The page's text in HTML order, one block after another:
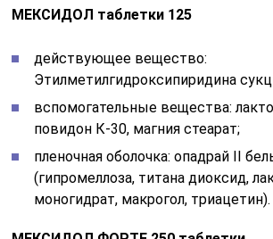
МЕКСИДОЛ таблетки 125
действующее вещество:
Этилметилгидроксипиридина
вспомогательные вещества:
повидон К-30, магния стеарат;
пленочная оболочка: опадрай II
(гипромеллоза, титана диоксид,
моногидрат, макрогол, триацетин).